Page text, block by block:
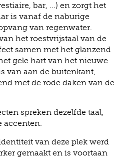
bar, ...) en zorgt het
is vanaf de naburige
van regenwater.
het roestvrijstaal van de
samen met het glanzend
gele hart van het nieuwe
van aan de buitenkant,
met de rode daken van de
spreken dezelfde taal,
accenten.
van deze plek werd
gemaakt en is voortaan